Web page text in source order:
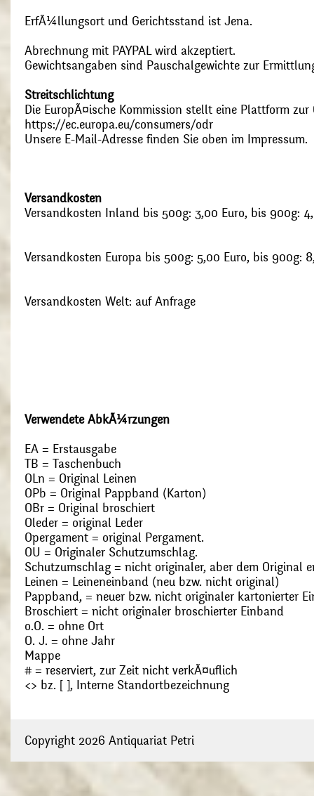
ErfÃ¼llungsort und Gerichtsstand ist Jena.
Abrechnung mit PAYPAL wird akzeptiert.
Gewichtsangaben sind Pauschalgewichte zur
Streitschlichtung
Die EuropÃ¤ische Kommission stellt eine Plattform
https://ec.europa.eu/consumers/odr
Unsere E-Mail-Adresse finden Sie oben im Impressum.
Versandkosten
Versandkosten Inland bis 500g: 3,00 Euro, bis 900g:
Versandkosten Europa bis 500g: 5,00 Euro, bis 900g:
Versandkosten Welt: auf Anfrage
Verwendete AbkÃ¼rzungen
EA = Erstausgabe
TB = Taschenbuch
OLn = Original Leinen
OPb = Original Pappband (Karton)
OBr = Original broschiert
Oleder = original Leder
Opergament = original Pergament.
OU = Originaler Schutzumschlag.
Schutzumschlag = nicht originaler, aber dem Original
Leinen = Leineneinband (neu bzw. nicht original)
Pappband, = neuer bzw. nicht originaler kartonierter
Broschiert = nicht originaler broschierter Einband
o.O. = ohne Ort
O. J. = ohne Jahr
Mappe
# = reserviert, zur Zeit nicht verkÃ¤uflich
<> bz. [ ], Interne Standortbezeichnung
Copyright 2026 Antiquariat Petri